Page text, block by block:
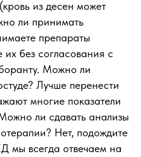
из десен может
ли принимать
препараты
без согласования с
Можно ли
Лучше перенести
многие показатели
ли сдавать анализы
Нет, подождите
мы всегда отвечаем на